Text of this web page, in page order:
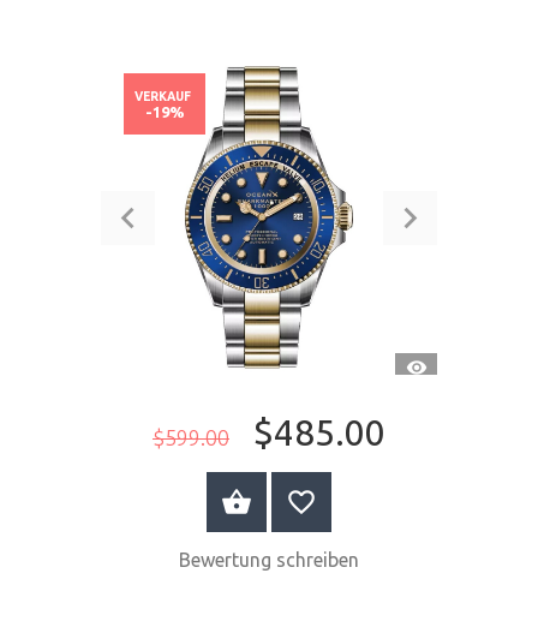
$599.00 $485.00
VERKAUF
-19%
JETZT KAUFEN
Bewertung schreiben